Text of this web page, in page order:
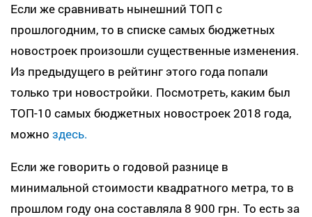
Если же сравнивать нынешний ТОП с
прошлогодним, то в списке самых бюджетных
новостроек произошли существенные изменения.
Из предыдущего в рейтинг этого года попали
только три новостройки. Посмотреть, каким был
ТОП-10 самых бюджетных новостроек 2018 года,
можно здесь.
Если же говорить о годовой разнице в
минимальной стоимости квадратного метра, то в
прошлом году она составляла 8 900 грн. То есть за